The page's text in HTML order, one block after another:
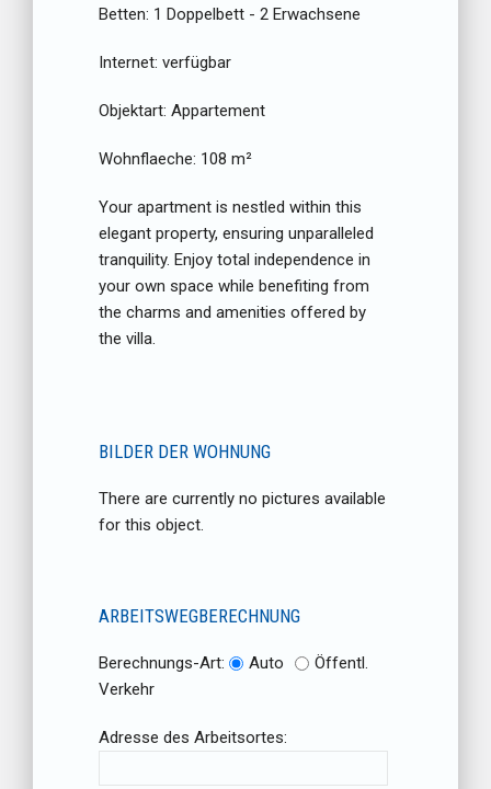
Betten: 1 Doppelbett - 2 Erwachsene
Internet: verfügbar
Objektart: Appartement
Wohnflaeche: 108 m²
Your apartment is nestled within this
elegant property, ensuring unparalleled
tranquility. Enjoy total independence in
your own space while benefiting from
the charms and amenities offered by
the villa.
BILDER DER WOHNUNG
There are currently no pictures available
for this object.
ARBEITSWEGBERECHNUNG
Berechnungs-Art: Auto
Öffentl.
Verkehr
Adresse des Arbeitsortes: